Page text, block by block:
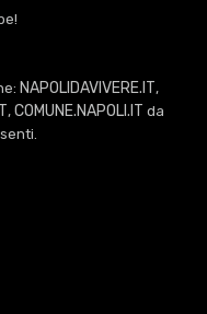
NAPOLIDAVIVERE.IT,
, COMUNE.NAPOLI.IT da